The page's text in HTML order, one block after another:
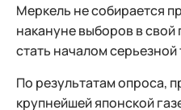
Меркель не собирается
накануне выборов в
стать началом
По результатам опроса,
крупнейшей японской